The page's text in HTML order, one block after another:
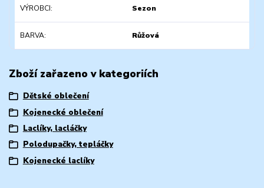
VÝROBCI Sezon
BARVA Růžová
Zboží zařazeno v kategoriích
Dětské oblečení
Kojenecké oblečení
Laclíky, lacláčky
Polodupačky, tepláčky
Kojenecké laclíky